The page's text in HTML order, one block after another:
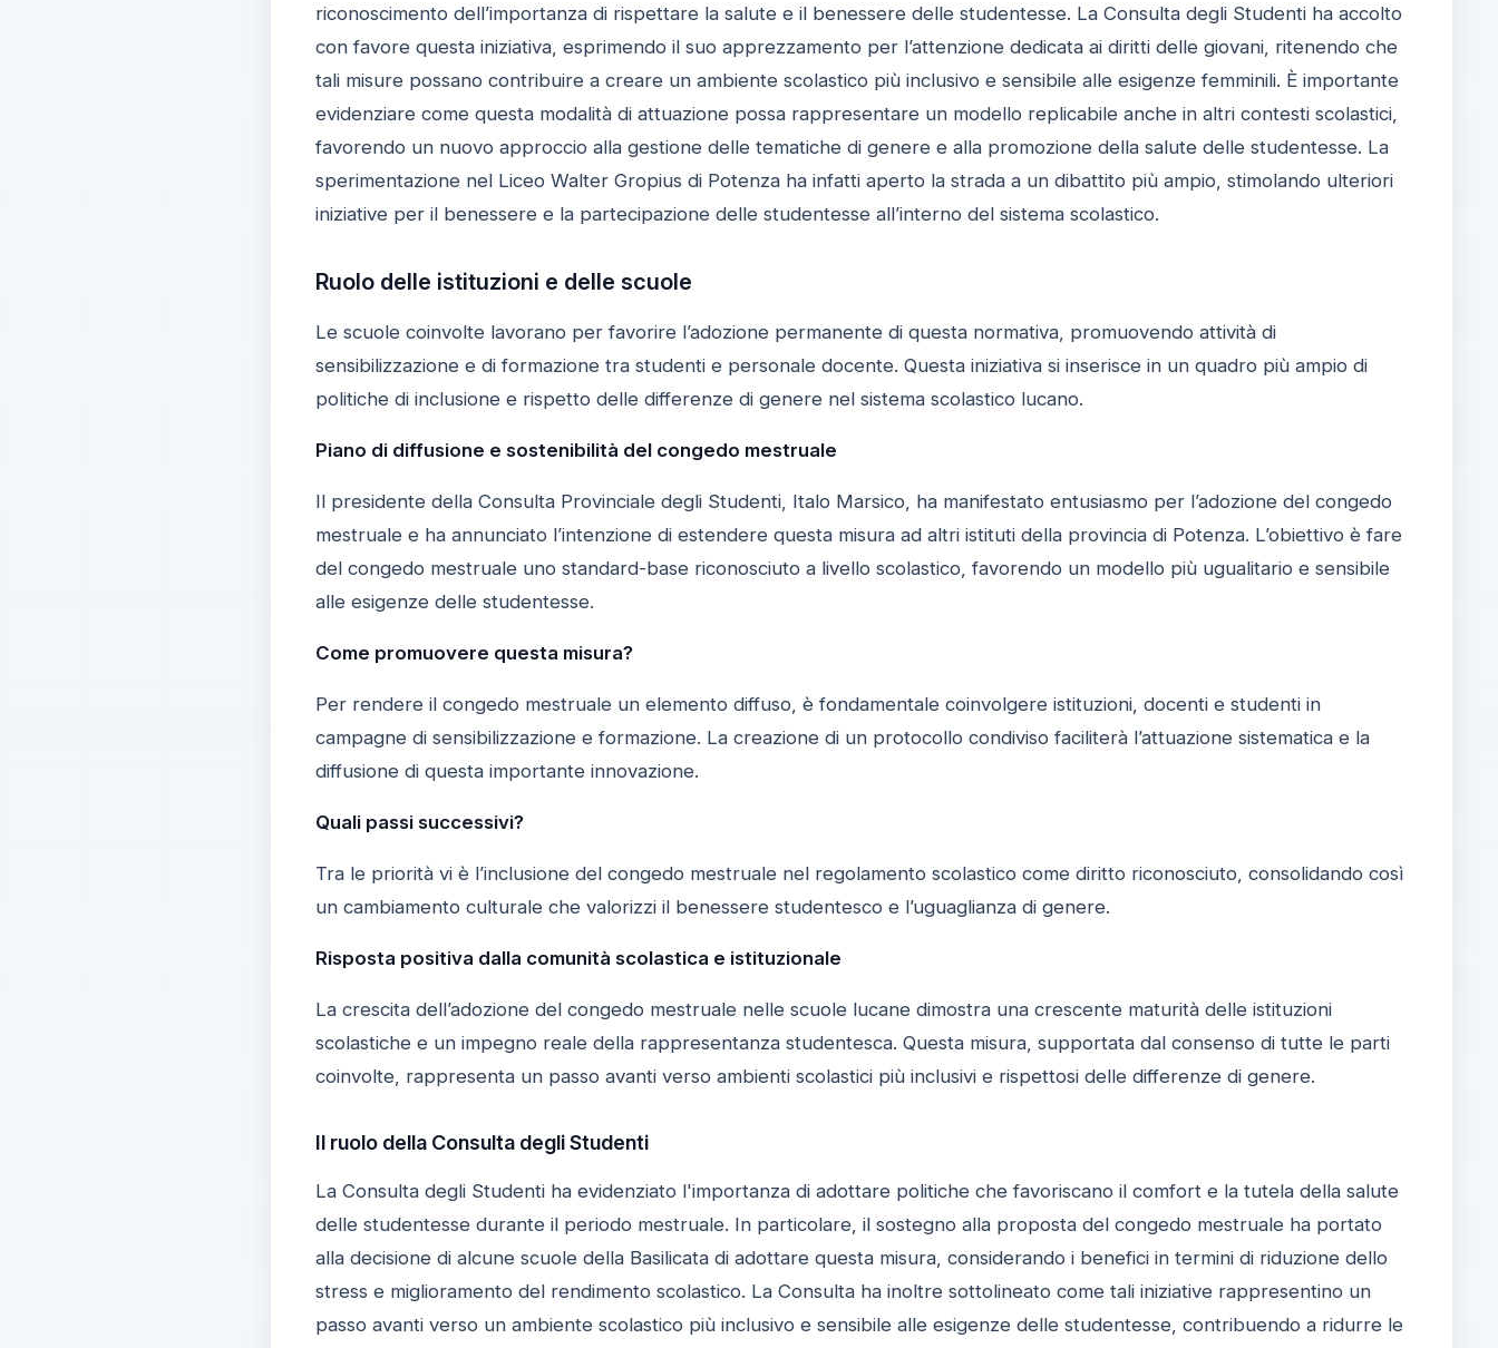
riconoscimento dell’importanza di rispettare la salute e il benessere delle studentesse. La Consulta degli Studenti ha accolto
con favore questa iniziativa, esprimendo il suo apprezzamento per l’attenzione dedicata ai diritti delle giovani, ritenendo che
tali misure possano contribuire a creare un ambiente scolastico più inclusivo e sensibile alle esigenze femminili. È importante
evidenziare come questa modalità di attuazione possa rappresentare un modello replicabile anche in altri contesti scolastici,
favorendo un nuovo approccio alla gestione delle tematiche di genere e alla promozione della salute delle studentesse. La
sperimentazione nel Liceo Walter Gropius di Potenza ha infatti aperto la strada a un dibattito più ampio, stimolando ulteriori
iniziative per il benessere e la partecipazione delle studentesse all’interno del sistema scolastico.
Ruolo delle istituzioni e delle scuole
Le scuole coinvolte lavorano per favorire l’adozione permanente di questa normativa, promuovendo attività di
sensibilizzazione e di formazione tra studenti e personale docente. Questa iniziativa si inserisce in un quadro più ampio di
politiche di inclusione e rispetto delle differenze di genere nel sistema scolastico lucano.
Piano di diffusione e sostenibilità del congedo mestruale
Il presidente della Consulta Provinciale degli Studenti, Italo Marsico, ha manifestato entusiasmo per l’adozione del congedo
mestruale e ha annunciato l’intenzione di estendere questa misura ad altri istituti della provincia di Potenza. L’obiettivo è fare
del congedo mestruale uno standard-base riconosciuto a livello scolastico, favorendo un modello più ugualitario e sensibile
alle esigenze delle studentesse.
Come promuovere questa misura?
Per rendere il congedo mestruale un elemento diffuso, è fondamentale coinvolgere istituzioni, docenti e studenti in
campagne di sensibilizzazione e formazione. La creazione di un protocollo condiviso faciliterà l’attuazione sistematica e la
diffusione di questa importante innovazione.
Quali passi successivi?
Tra le priorità vi è l’inclusione del congedo mestruale nel regolamento scolastico come diritto riconosciuto, consolidando così
un cambiamento culturale che valorizzi il benessere studentesco e l’uguaglianza di genere.
Risposta positiva dalla comunità scolastica e istituzionale
La crescita dell’adozione del congedo mestruale nelle scuole lucane dimostra una crescente maturità delle istituzioni
scolastiche e un impegno reale della rappresentanza studentesca. Questa misura, supportata dal consenso di tutte le parti
coinvolte, rappresenta un passo avanti verso ambienti scolastici più inclusivi e rispettosi delle differenze di genere.
Il ruolo della Consulta degli Studenti
La Consulta degli Studenti ha evidenziato l'importanza di adottare politiche che favoriscano il comfort e la tutela della salute
delle studentesse durante il periodo mestruale. In particolare, il sostegno alla proposta del congedo mestruale ha portato
alla decisione di alcune scuole della Basilicata di adottare questa misura, considerando i benefici in termini di riduzione dello
stress e miglioramento del rendimento scolastico. La Consulta ha inoltre sottolineato come tali iniziative rappresentino un
passo avanti verso un ambiente scolastico più inclusivo e sensibile alle esigenze delle studentesse, contribuendo a ridurre le